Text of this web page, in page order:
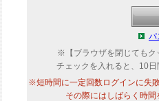
パ
※【ブラウザを閉じてもク
チェックを入れると、10
※短時間に一定回数ログインに失
その際にはしばらく時